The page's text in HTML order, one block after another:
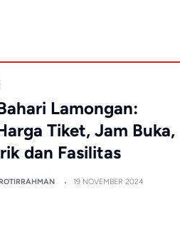
Lamongan:
Tiket, Jam Buka,
dan Fasilitas
19 NOVEMBER 2024